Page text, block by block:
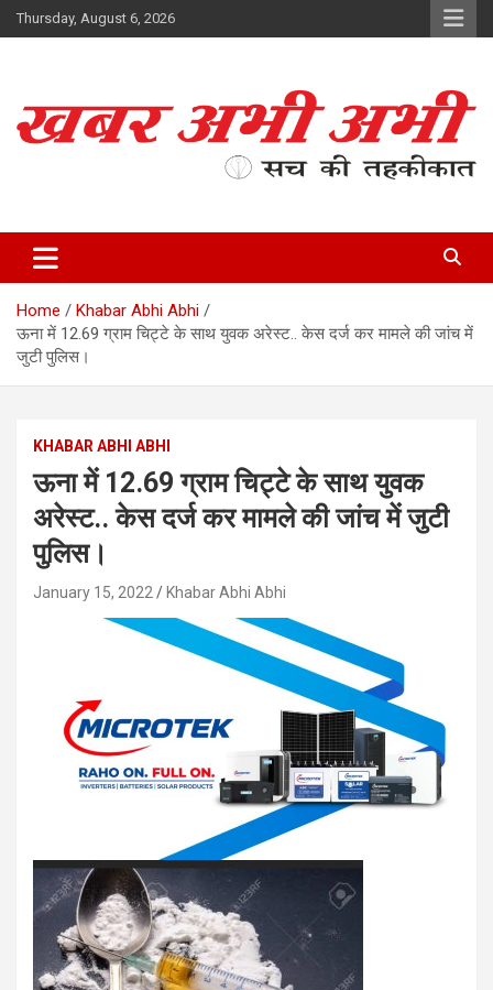
Skip
to
Thursday, August 6, 2026
Home
Khabar Abhi Abhi
ऊना में 12.69 ग्राम चिट्टे के साथ युवक अरेस्ट.. केस दर्ज कर मामले की जांच में
जुटी पुलिस।
KHABAR ABHI ABHI
ऊना में 12.69 ग्राम चिट्टे के साथ युवक
अरेस्ट.. केस दर्ज कर मामले की जांच में जुटी
पुलिस।
January 15, 2022 Khabar Abhi Abhi